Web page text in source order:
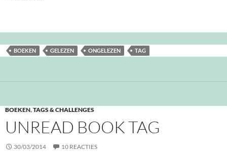
BOEKEN GELEZEN ONGELEZEN TAG
BOEKEN,TAGS & CHALLENGES
UNREAD BOOK TAG
30/03/2014 10 REACTIES